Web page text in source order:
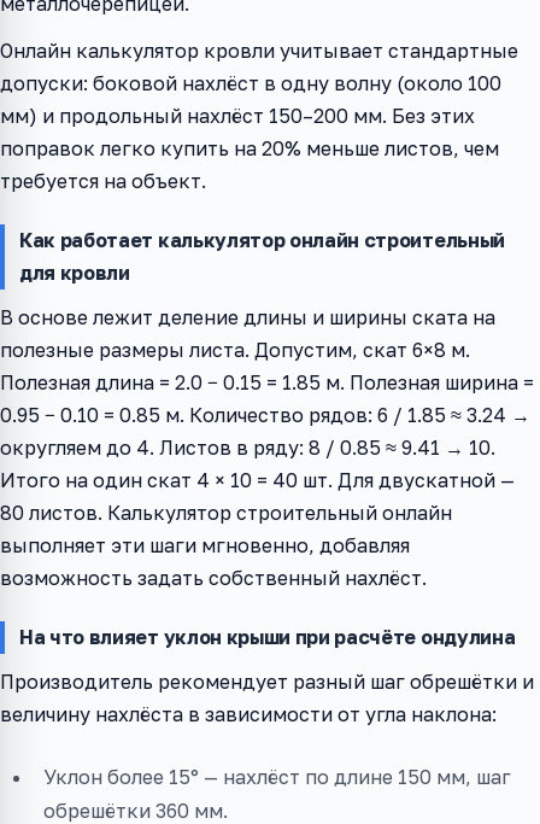
Онлайн калькулятор кровли учитывает стандартные
допуски: боковой нахлёст в одну волну (около 100
мм) и продольный нахлёст 150–200 мм. Без этих
поправок легко купить на 20% меньше листов, чем
требуется на объект.
Как работает калькулятор онлайн строительный
для кровли
В основе лежит деление длины и ширины ската на
полезные размеры листа. Допустим, скат 6×8 м.
Полезная длина = 2.0 − 0.15 = 1.85 м. Полезная ширина =
0.95 − 0.10 = 0.85 м. Количество рядов: 6 / 1.85 ≈ 3.24 →
округляем до 4. Листов в ряду: 8 / 0.85 ≈ 9.41 → 10.
Итого на один скат 4 × 10 = 40 шт. Для двускатной —
80 листов. Калькулятор строительный онлайн
выполняет эти шаги мгновенно, добавляя
возможность задать собственный нахлёст.
На что влияет уклон крыши при расчёте ондулина
Производитель рекомендует разный шаг обрешётки и
величину нахлёста в зависимости от угла наклона:
Уклон более 15° — нахлёст по длине 150 мм, шаг
обрешётки 360 мм.